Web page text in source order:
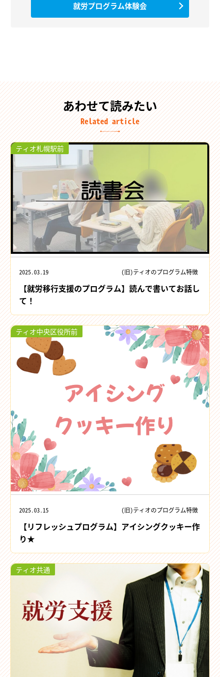
就労プログラム体験会
あわせて読みたい
Related article
ティオ札幌駅前
2025.03.19 (旧)ティオのプログラム特徴
【就労移行支援のプログラム】読んで書いてお話し
て！
ティオ中央区役所前
2025.03.15 (旧)ティオのプログラム特徴
【リフレッシュプログラム】アイシングクッキー作
り★
ティオ共通